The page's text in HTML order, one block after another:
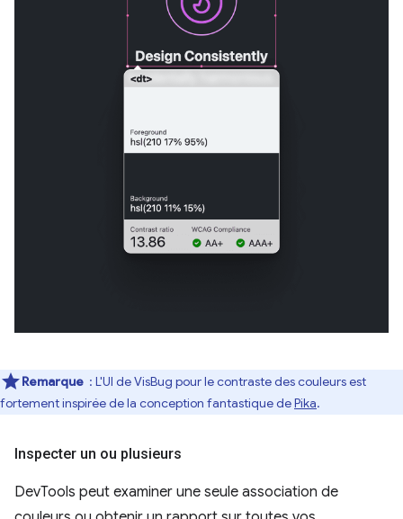
Remarque : L'UI de VisBug pour le contraste des couleurs est
fortement inspirée de la conception fantastique dePika.
Inspecter un ou plusieurs
DevTools peut examiner une seule association de